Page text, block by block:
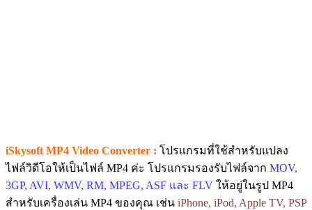
iSkysoft MP4 Video Converter : โปรแกรมที่ใช้สำหรับแปลง
ไฟล์วิดีโอให้เป็นไฟล์ MP4 ค่ะ โปรแกรมรองรับไฟล์จาก MOV,
3GP, AVI, WMV, RM, MPEG, ASF และ FLV ให้อยู่ในรูป MP4
สำหรับเครื่องเล่น MP4 ของคุณ เช่น iPhone, iPod, Apple TV, PSP